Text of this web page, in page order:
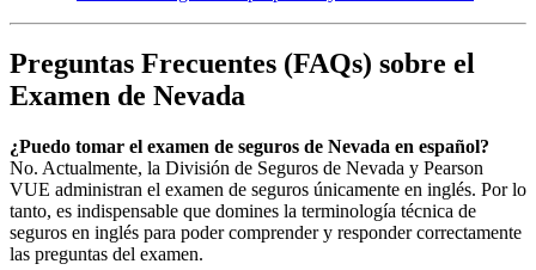
Preguntas Frecuentes (FAQs) sobre el
Examen de Nevada
¿Puedo tomar el examen de seguros de Nevada en español?
No. Actualmente, la División de Seguros de Nevada y Pearson
VUE administran el examen de seguros únicamente en inglés. Por lo
tanto, es indispensable que domines la terminología técnica de
seguros en inglés para poder comprender y responder correctamente
las preguntas del examen.